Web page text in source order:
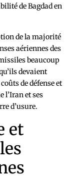
de Bagdad en
de la majorité
aériennes des
beaucoup
devaient
de défense et
l’Iran et ses
d’usure.
et